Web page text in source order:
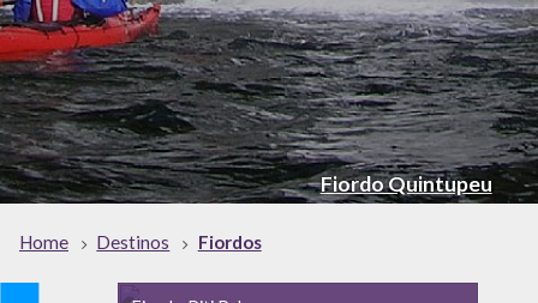
Fiordo Quintupeu
Home Destinos Fiordos